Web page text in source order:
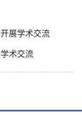
展学术交流
术交流